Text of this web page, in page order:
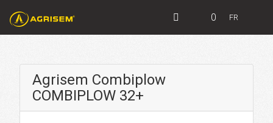
0 FR
Agrisem Combiplow
COMBIPLOW 32+